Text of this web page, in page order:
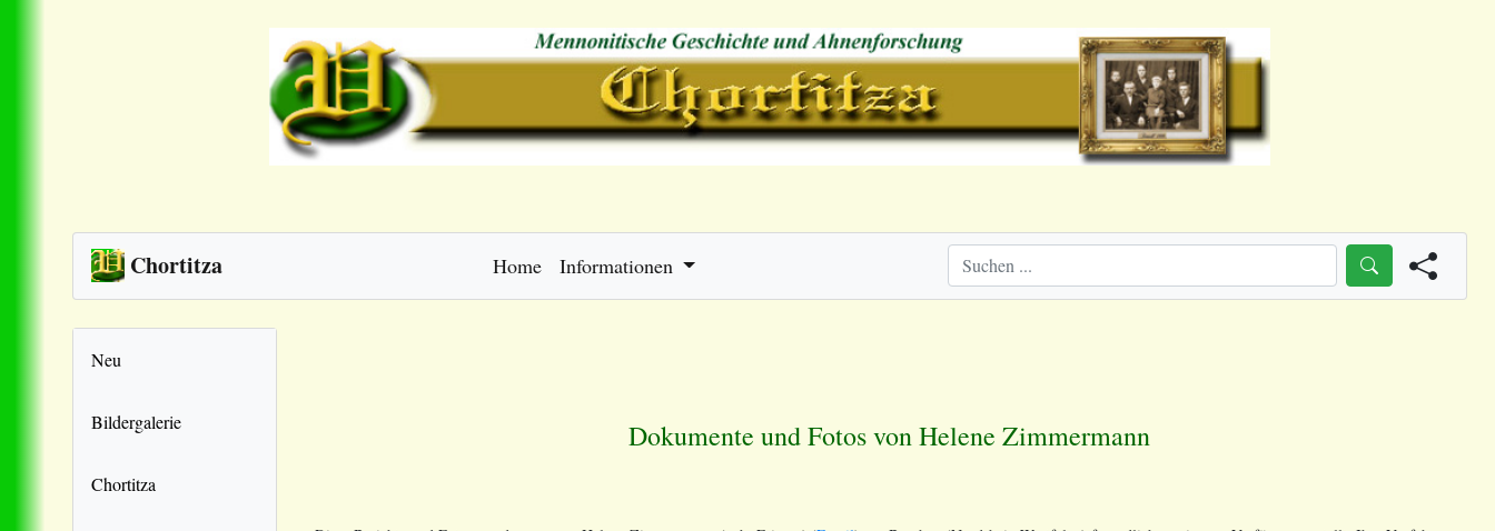
Chortitza Home Informationen
Neu
Bildergalerie
Chortitza
Dokumente und Fotos vonHelene Zimmermann